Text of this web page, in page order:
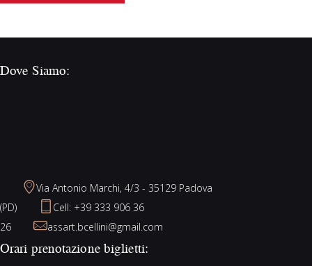
Dove Siamo:
Via Antonio Marchi, 4/3 - 35129 Padova
(PD)
Cell: +39 333 906 36
26
assart.bcellini@gmail.com
Orari prenotazione biglietti: